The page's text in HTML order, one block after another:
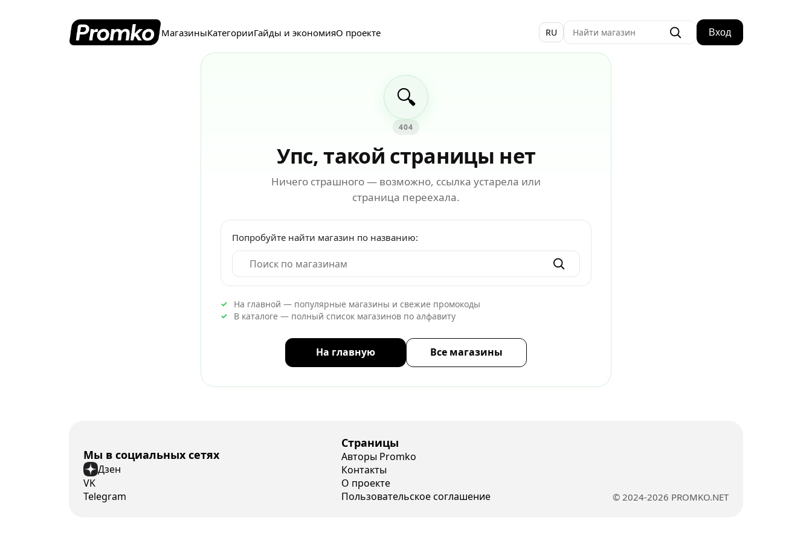
МагазиныКатегорииГайды и экономияО проекте RU Вход
🔍
404
Упс, такой страницы нет
Ничего страшного — возможно, ссылка устарела или
страница переехала.
Попробуйте найти магазин по названию:
На главной — популярные магазины и свежие промокоды
В каталоге — полный список магазинов по алфавиту
На главную Все магазины
Мы в социальных сетях
Дзен
VK
Telegram
Страницы
Авторы Promko
Контакты
О проекте
Пользовательское соглашение
© 2024-2026 PROMKO.NET